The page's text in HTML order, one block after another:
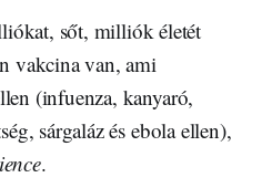
sőt, milliók életét
vakcina van, ami
(infuenza, kanyaró,
sárgaláz és ebola ellen),
.